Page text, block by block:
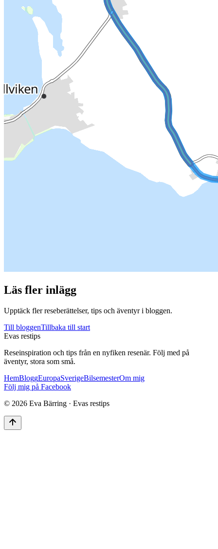
Läs fler inlägg
Upptäck fler reseberättelser, tips och äventyr i bloggen.
Till bloggenTillbaka till start
Evas restips
Reseinspiration och tips från en nyfiken resenär. Följ med på
äventyr, stora som små.
HemBloggEuropaSverigeBilsemesterOm mig
Följ mig på Facebook
© 2026 Eva Bärring · Evas restips